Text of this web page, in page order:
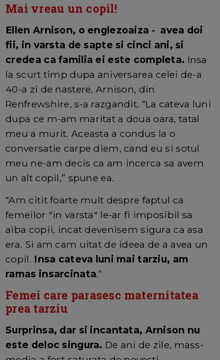
Mai vreau un copil!
Ellen Arnison, o englezoaiza - avea doi
fii, in varsta de sapte si cinci ani, si
credea ca familia ei este completa. Insa
la scurt timp dupa aniversarea celei de-a
40-a zi de nastere, Arnison, din
Renfrewshire, s-a razgandit. “La cateva luni
dupa ce m-am maritat a doua oara, tatal
meu a murit. Aceasta a condus la o
conversatie carpe diem, cand eu si sotul
meu ne-am decis ca am incerca sa avem
un alt copil,” spune ea.
“Am citit foarte mult despre faptul ca
femeilor "in varsta" le-ar fi imposibil sa
aiba copii, incat devenisem sigura ca asa
era. Si am cam uitat de ideea de a avea un
copil. Insa cateva luni mai tarziu, am
ramas insarcinata.”
Femei care parasesc maternitatea
prea tarziu
Surprinsa, dar si incantata, Arnison nu
este deloc singura. De ani de zile, mass-